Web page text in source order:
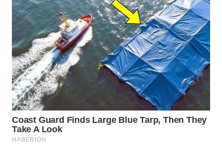
BINJAI
WN
CIREBON
WN
INDRAMAYU
WN
KUNINGAN
WN